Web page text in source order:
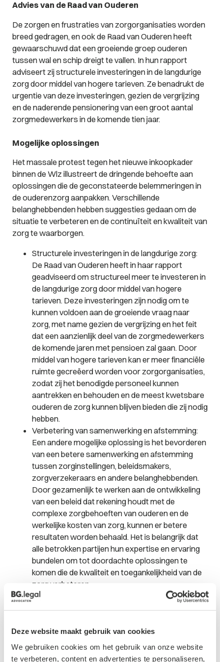
Deze website maakt gebruik van cookies
We gebruiken cookies om het gebruik van onze website
te verbeteren, content en advertenties te personaliseren,
Advies van de Raad van Ouderen
De zorgen en frustraties van zorgorganisaties worden
breed gedragen, en ook de Raad van Ouderen heeft
gewaarschuwd dat een groeiende groep ouderen
tussen wal en schip dreigt te vallen. In hun rapport
adviseert zij structurele investeringen in de langdurige
zorg door middel van hogere tarieven. Ze benadrukt de
urgentie van deze investeringen, gezien de vergrijzing
en de naderende pensionering van een groot aantal
zorgmedewerkers in de komende tien jaar.
Mogelijke oplossingen
Het massale protest tegen het nieuwe inkoopkader
binnen de Wlz illustreert de dringende behoefte aan
oplossingen die de geconstateerde belemmeringen in
de ouderenzorg aanpakken. Verschillende
belanghebbenden hebben suggesties gedaan om de
situatie te verbeteren en de continuïteit en kwaliteit van
zorg te waarborgen.
Structurele investeringen in de langdurige zorg:
De Raad van Ouderen heeft in haar rapport
geadviseerd om structureel meer te investeren in
de langdurige zorg door middel van hogere
tarieven. Deze investeringen zijn nodig om te
kunnen voldoen aan de groeiende vraag naar
zorg, met name gezien de vergrijzing en het feit
dat een aanzienlijk deel van de zorgmedewerkers
de komende jaren met pensioen zal gaan. Door
middel van hogere tarieven kan er meer financiële
ruimte gecreëerd worden voor zorgorganisaties,
zodat zij het benodigde personeel kunnen
aantrekken en behouden en de meest kwetsbare
ouderen de zorg kunnen blijven bieden die zij nodig
hebben.
Verbetering van samenwerking en afstemming:
Een andere mogelijke oplossing is het bevorderen
van een betere samenwerking en afstemming
tussen zorginstellingen, beleidsmakers,
zorgverzekeraars en andere belanghebbenden.
Door gezamenlijk te werken aan de ontwikkeling
van een beleid dat rekening houdt met de
complexe zorgbehoeften van ouderen en de
werkelijke kosten van zorg, kunnen er betere
resultaten worden behaald. Het is belangrijk dat
alle betrokken partijen hun expertise en ervaring
bundelen om tot doordachte oplossingen te
komen die de kwaliteit en toegankelijkheid van de
zorg verbeteren.
Investeren in ondersteuning en perspectief voor
essentieel om te investeren in ondersteuning en
perspectief voor zorgmedewerkers. Dit kan
onder meer worden bereikt door het bieden van